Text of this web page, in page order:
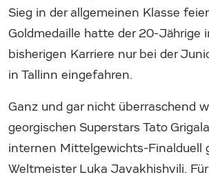
Sieg in der allgemeinen Klasse
Goldmedaille hatte der 20-Jährige
bisherigen Karriere nur bei der
in Tallinn eingefahren.
Ganz und gar nicht überraschend
georgischen Superstars Tato
internen Mittelgewichts-Finalduell
Weltmeister Luka Javakhishvili.